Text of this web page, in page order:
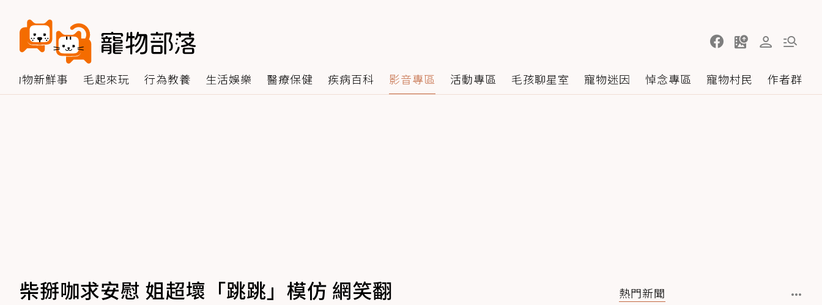
動物新鮮事 毛起來玩 行為教養 生活娛樂 醫療保健 疾病百科 影音專區 活動專區 毛孩聊星室 寵物迷因 悼念專區 寵物村民 作者群
柴掰咖求安慰 姐超壞「跳跳」模仿 網笑翻 熱門新聞